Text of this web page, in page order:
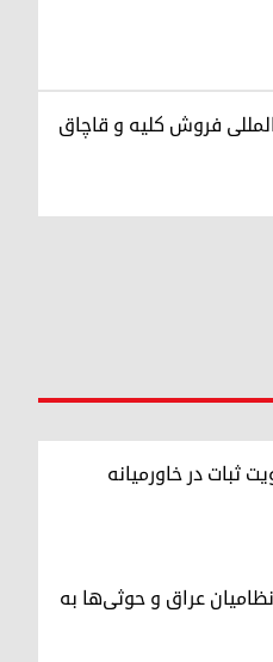
فروش کلیه و قاچاق
ثبات در خاورمیانه
عراق و حوثی‌ها به